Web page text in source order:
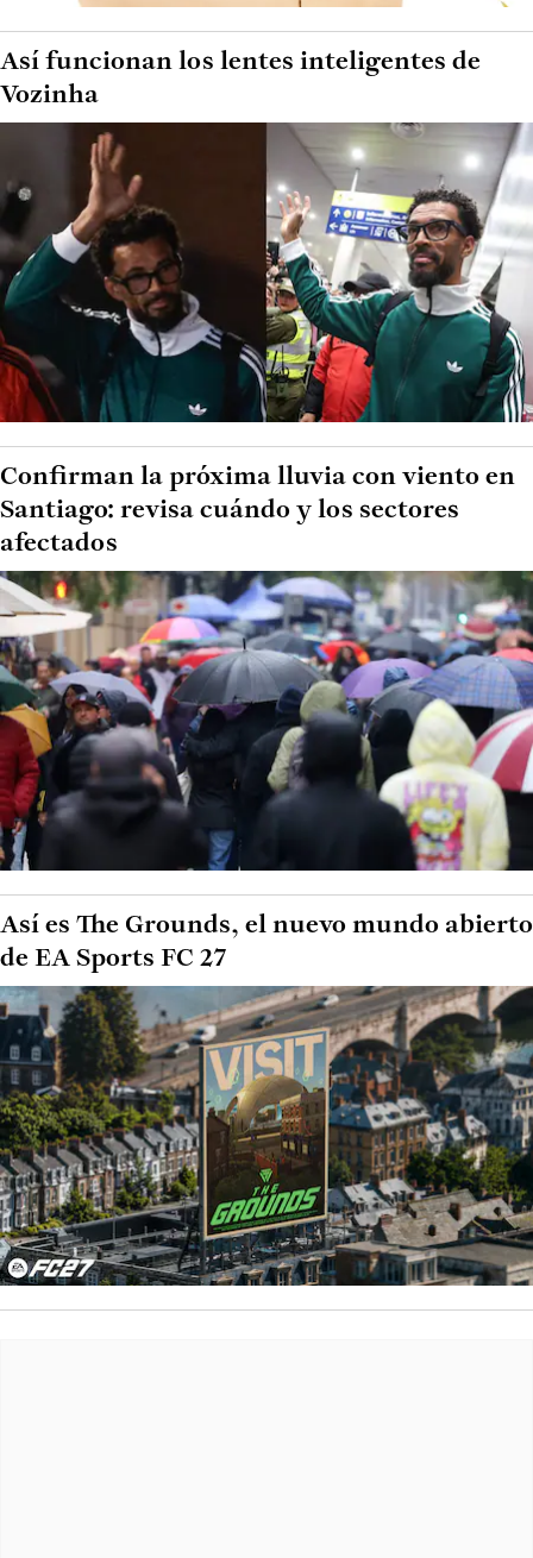
Así funcionan los lentes inteligentes de
Vozinha
Confirman la próxima lluvia con viento en
Santiago: revisa cuándo y los sectores
afectados
Así es The Grounds, el nuevo mundo abierto
de EA Sports FC 27